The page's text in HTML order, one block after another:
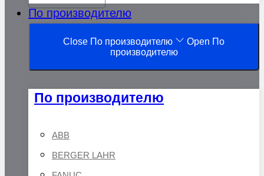
По производителю
Close По производителю
Open По
производителю
По производителю
ABB
BERGER LAHR